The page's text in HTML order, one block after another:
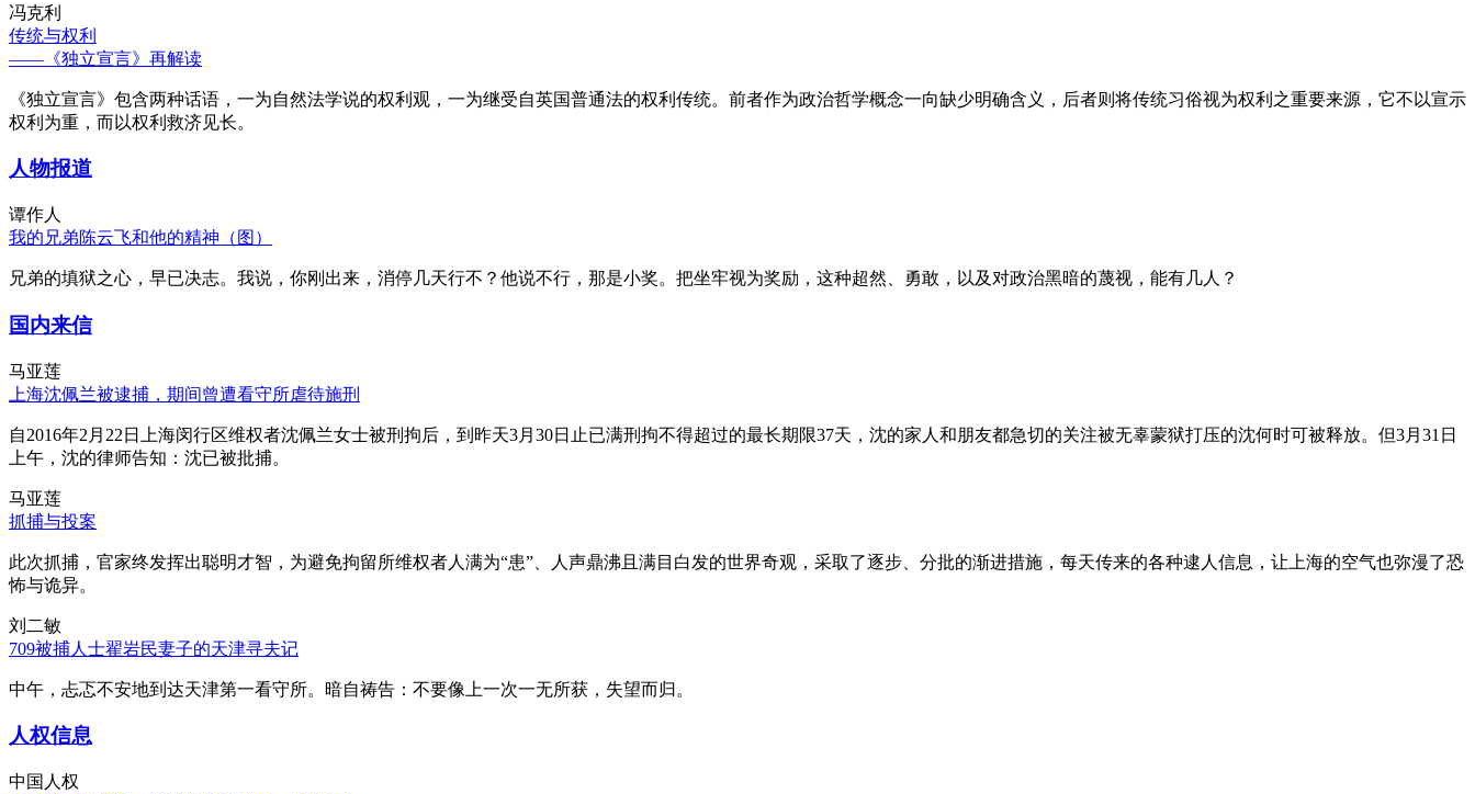
冯克利
传统与权利
——《独立宣言》再解读
《独立宣言》包含两种话语，一为自然法学说的权利观，一为继受自英国普通法的权利传统。前者作为政治哲学概念一向缺少明确含义，后者则将传统习俗视为权利之重要来源，它不以宣示
权利为重，而以权利救济见长。
人物报道
谭作人
我的兄弟陈云飞和他的精神（图）
兄弟的填狱之心，早已决志。我说，你刚出来，消停几天行不？他说不行，那是小奖。把坐牢视为奖励，这种超然、勇敢，以及对政治黑暗的蔑视，能有几人？
国内来信
马亚莲
上海沈佩兰被逮捕，期间曾遭看守所虐待施刑
自2016年2月22日上海闵行区维权者沈佩兰女士被刑拘后，到昨天3月30日止已满刑拘不得超过的最长期限37天，沈的家人和朋友都急切的关注被无辜蒙狱打压的沈何时可被释放。但3月31日
上午，沈的律师告知：沈已被批捕。
马亚莲
抓捕与投案
此次抓捕，官家终发挥出聪明才智，为避免拘留所维权者人满为“患”、人声鼎沸且满目白发的世界奇观，采取了逐步、分批的渐进措施，每天传来的各种逮人信息，让上海的空气也弥漫了恐
怖与诡异。
刘二敏
709被捕人士翟岩民妻子的天津寻夫记
中午，忐忑不安地到达天津第一看守所。暗自祷告：不要像上一次一无所获，失望而归。
人权信息
中国人权